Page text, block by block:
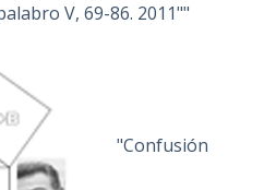
V, 69-86. 2011""
"Confusión